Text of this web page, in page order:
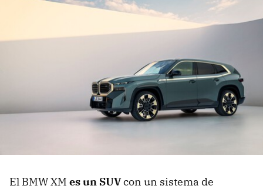
El BMW XM es un SUVcon un sistema de